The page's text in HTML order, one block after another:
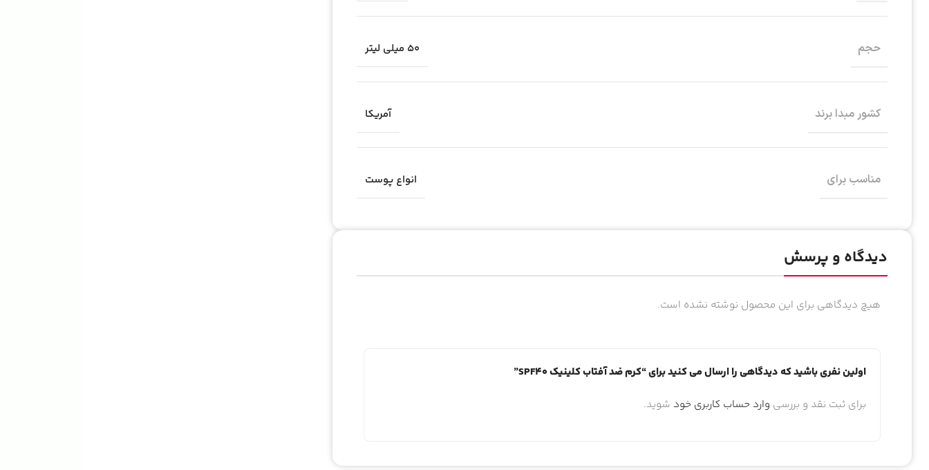
حجم ۵۰ میلی لیتر
کشور مبدا برند آمریکا
مناسب برای انواع پوست
دیدگاه و پرسش
هیچ دیدگاهی برای این محصول نوشته نشده است.
اولین نفری باشید که دیدگاهی را ارسال می کنید برای “کرم ضد آفتاب کلینیک SPF40”
برای ثبت نقد و بررسی وارد حساب کاربری خود شوید.